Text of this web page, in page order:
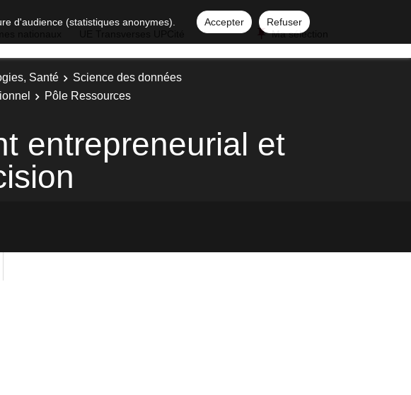
d'audience (statistiques anonymes). Accepter
Refuser
Ma sélection
Santé
Science des données
Pôle Ressources
entrepreneurial et